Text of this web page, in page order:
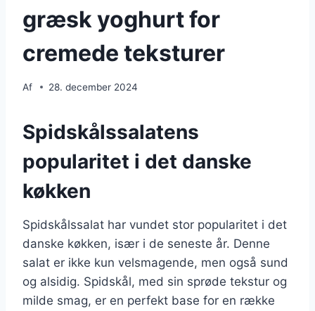
græsk yoghurt for
cremede teksturer
Af 28. december 2024
Spidskålssalatens
popularitet i det danske
køkken
Spidskålssalat har vundet stor popularitet i det
danske køkken, især i de seneste år. Denne
salat er ikke kun velsmagende, men også sund
og alsidig. Spidskål, med sin sprøde tekstur og
milde smag, er en perfekt base for en række